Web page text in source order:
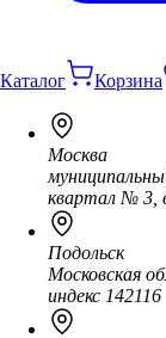
Каталог Корзина
Москва
квартал № 3,
Подольск
Московская
индекс 142116